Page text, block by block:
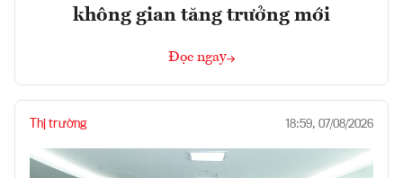
không gian tăng trưởng mới
Đọc ngay
Thị trường 18:59, 07/08/2026